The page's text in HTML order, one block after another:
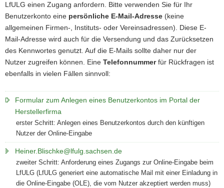
LfULG einen Zugang anfordern. Bitte verwenden Sie für Ihr
Benutzerkonto eine persönliche E-Mail-Adresse (keine
allgemeinen Firmen-, Instituts- oder Vereinsadressen). Diese E-
Mail-Adresse wird auch für die Versendung und das Zurücksetzen
des Kennwortes genutzt. Auf die E-Mails sollte daher nur der
Nutzer zugreifen können. Eine Telefonnummerfür Rückfragen ist
ebenfalls in vielen Fällen sinnvoll:
Formular zum Anlegen eines Benutzerkontos im Portal der
Herstellerfirma
erster Schritt: Anlegen eines Benutzerkontos durch den künftigen
Nutzer der Online-Eingabe
Heiner.Blischke@lfulg.sachsen.de
zweiter Schritt: Anforderung eines Zugangs zur Online-Eingabe beim
LfULG (LfULG generiert eine automatische Mail mit einer Einladung in
die Online-Eingabe (OLE), die vom Nutzer akzeptiert werden muss)